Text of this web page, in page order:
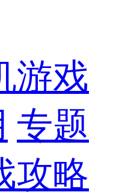
游戏
专题
攻略